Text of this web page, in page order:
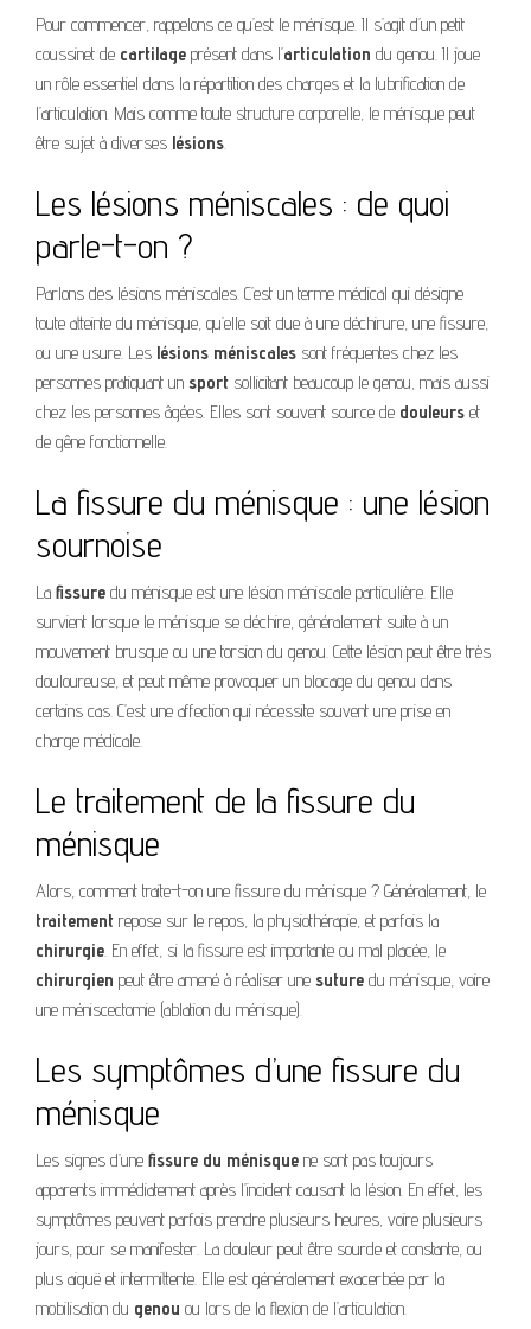
Pour commencer, rappelons ce qu’est le ménisque. Il s’agit d’un petit
coussinet de cartilage présent dans l’articulation du genou. Il joue
un rôle essentiel dans la répartition des charges et la lubrification de
l’articulation. Mais comme toute structure corporelle, le ménisque peut
être sujet à diverses lésions.
Les lésions méniscales : de quoi
parle-t-on ?
Parlons des lésions méniscales. C’est un terme médical qui désigne
toute atteinte du ménisque, qu’elle soit due à une déchirure, une fissure,
ou une usure. Les lésions méniscales sont fréquentes chez les
personnes pratiquant un sport sollicitant beaucoup le genou, mais aussi
chez les personnes âgées. Elles sont souvent source de douleurs et
de gêne fonctionnelle.
La fissure du ménisque : une lésion
sournoise
La fissure du ménisque est une lésion méniscale particulière. Elle
survient lorsque le ménisque se déchire, généralement suite à un
mouvement brusque ou une torsion du genou. Cette lésion peut être très
douloureuse, et peut même provoquer un blocage du genou dans
certains cas. C’est une affection qui nécessite souvent une prise en
charge médicale.
Le traitement de la fissure du
ménisque
Alors, comment traite-t-on une fissure du ménisque ? Généralement, le
traitement repose sur le repos, la physiothérapie, et parfois la
chirurgie. En effet, si la fissure est importante ou mal placée, le
chirurgien peut être amené à réaliser une suture du ménisque, voire
une méniscectomie (ablation du ménisque).
Les symptômes d’une fissure du
ménisque
Les signes d’une fissure du ménisque ne sont pas toujours
apparents immédiatement après l’incident causant la lésion. En effet, les
symptômes peuvent parfois prendre plusieurs heures, voire plusieurs
jours, pour se manifester. La douleur peut être sourde et constante, ou
plus aiguë et intermittente. Elle est généralement exacerbée par la
mobilisation du genou ou lors de la flexion de l’articulation.